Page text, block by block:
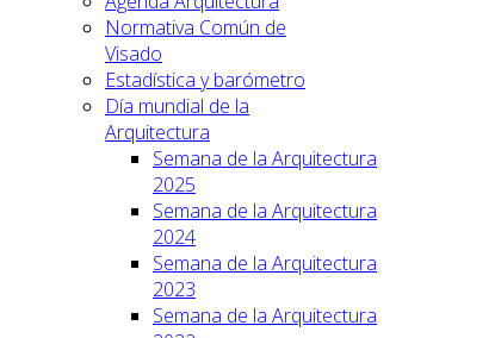
Normativa Común de
Visado
Estadística y barómetro
Día mundial de la
Arquitectura
Semana de la Arquitectura
2025
Semana de la Arquitectura
2024
Semana de la Arquitectura
2023
Semana de la Arquitectura